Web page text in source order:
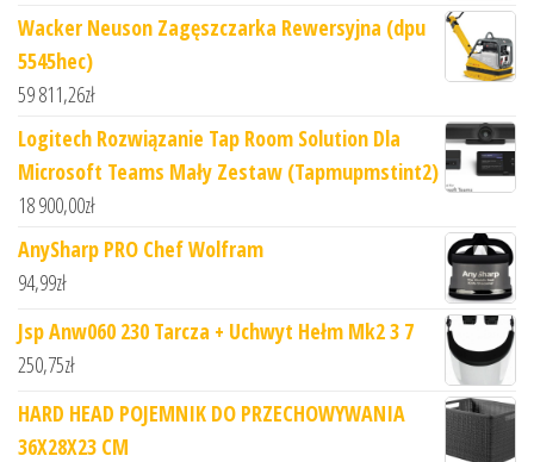
Wacker Neuson Zagęszczarka Rewersyjna (dpu
5545hec)
59 811,26zł
Logitech Rozwiązanie Tap Room Solution Dla
Microsoft Teams Mały Zestaw (Tapmupmstint2)
18 900,00zł
AnySharp PRO Chef Wolfram
94,99zł
Jsp Anw060 230 Tarcza + Uchwyt Hełm Mk2 3 7
250,75zł
HARD HEAD POJEMNIK DO PRZECHOWYWANIA
36X28X23 CM